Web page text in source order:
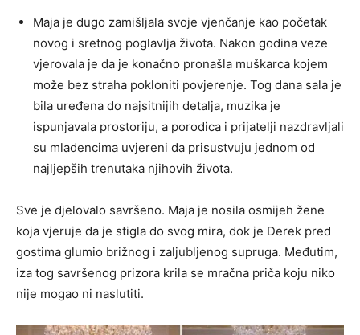
Maja je dugo zamišljala svoje vjenčanje kao početak
novog i sretnog poglavlja života. Nakon godina veze
vjerovala je da je konačno pronašla muškarca kojem
može bez straha pokloniti povjerenje. Tog dana sala je
bila uređena do najsitnijih detalja, muzika je
ispunjavala prostoriju, a porodica i prijatelji nazdravljali
su mladencima uvjereni da prisustvuju jednom od
najljepših trenutaka njihovih života.
Sve je djelovalo savršeno. Maja je nosila osmijeh žene
koja vjeruje da je stigla do svog mira, dok je Derek pred
gostima glumio brižnog i zaljubljenog supruga. Međutim,
iza tog savršenog prizora krila se mračna priča koju niko
nije mogao ni naslutiti.